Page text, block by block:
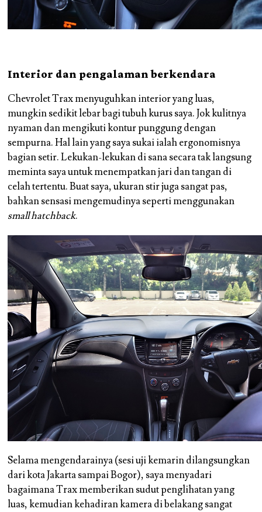
Interior dan pengalaman berkendara
Chevrolet Trax menyuguhkan interior yang luas,
mungkin sedikit lebar bagi tubuh kurus saya. Jok kulitnya
nyaman dan mengikuti kontur punggung dengan
sempurna. Hal lain yang saya sukai ialah ergonomisnya
bagian setir. Lekukan-lekukan di sana secara tak langsung
meminta saya untuk menempatkan jari dan tangan di
celah tertentu. Buat saya, ukuran stir juga sangat pas,
bahkan sensasi mengemudinya seperti menggunakan
small hatchback.
Selama mengendarainya (sesi uji kemarin dilangsungkan
dari kota Jakarta sampai Bogor), saya menyadari
bagaimana Trax memberikan sudut penglihatan yang
luas, kemudian kehadiran kamera di belakang sangat